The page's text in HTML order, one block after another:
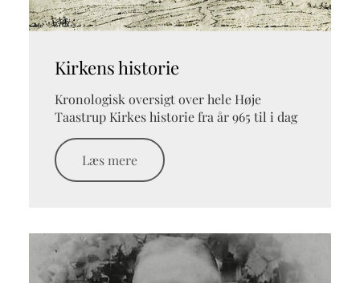
Kirkens historie
Kronologisk oversigt over hele Høje
Taastrup Kirkes historie fra år 965 til i dag
Læs mere